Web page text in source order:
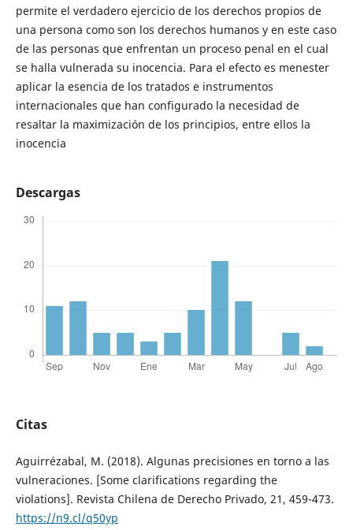
permite el verdadero ejercicio de los derechos propios de
una persona como son los derechos humanos y en este caso
de las personas que enfrentan un proceso penal en el cual
se halla vulnerada su inocencia. Para el efecto es menester
aplicar la esencia de los tratados e instrumentos
internacionales que han configurado la necesidad de
resaltar la maximización de los principios, entre ellos la
inocencia
Descargas
Citas
Aguirrézabal, M. (2018). Algunas precisiones en torno a las
vulneraciones. [Some clarifications regarding the
violations]. Revista Chilena de Derecho Privado, 21, 459-473.
https://n9.cl/q50yp